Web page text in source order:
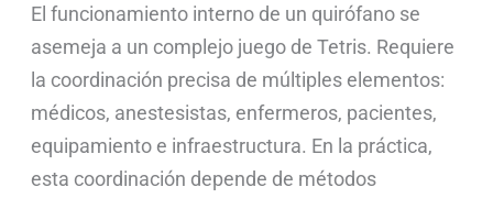
El funcionamiento interno de un quirófano se
asemeja a un complejo juego de Tetris. Requiere
la coordinación precisa de múltiples elementos:
médicos, anestesistas, enfermeros, pacientes,
equipamiento e infraestructura. En la práctica,
esta coordinación depende de métodos